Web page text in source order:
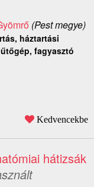
(Pest megye)
háztartási
fagyasztó
Kedvencekbe
hátizsák